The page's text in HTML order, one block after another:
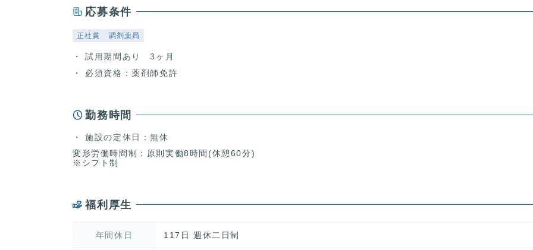
応募条件
正社員 調剤薬局
試用期間あり 3ヶ月
必須資格：薬剤師免許
勤務時間
施設の定休日：無休
変形労働時間制：原則実働8時間(休憩60分)
※シフト制
福利厚生
年間休日 117日 週休二日制